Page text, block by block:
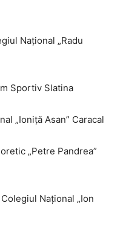
Național „Radu
Sportiv Slatina
„Ioniță Asan” Caracal
„Petre Pandrea”
Național „Ion